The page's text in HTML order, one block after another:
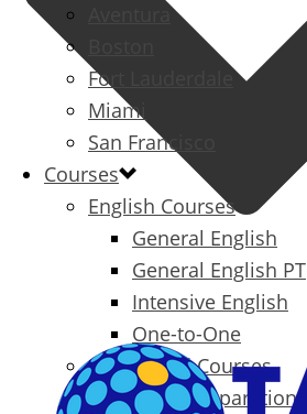
Aventura
Fort Lauderdale
Miami
San Francisco
Courses
English Courses
General English
General English PT
Intensive English
One-to-One
Specialized Courses
Exam Preparation